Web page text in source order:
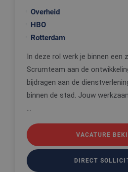
Overheid
HBO
Rotterdam
In deze rol werk je binnen een
Scrumteam aan de
bijdragen aan de
binnen de stad. Jouw
...
VACATURE
DIRECT